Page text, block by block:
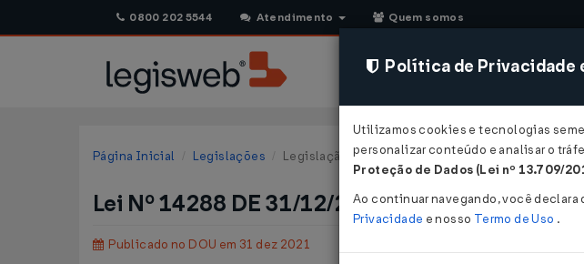
0800 202 5544 Atendimento Quem somos
CONSULTORIA
Página Inicial Legislações Legislação Federal
Lei Nº 14288 DE 31/12/2021
Publicado no DOU em 31 dez 2021
Política de Privacidade
Utilizamos cookies e tecnologias
personalizar conteúdo e analisar o
Proteção de Dados (Lei nº 13.709/
Ao continuar navegando, você declara
Privacidade e nosso Termo de Uso .